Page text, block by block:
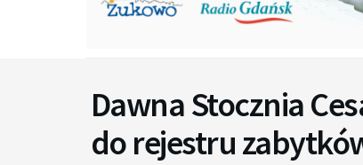
Dawna Stocznia
do rejestru